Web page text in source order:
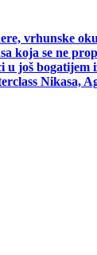
vrhunske
koja se ne
u još bogatijem
Nikasa,